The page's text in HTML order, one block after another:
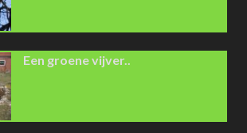
Een groene vijver..